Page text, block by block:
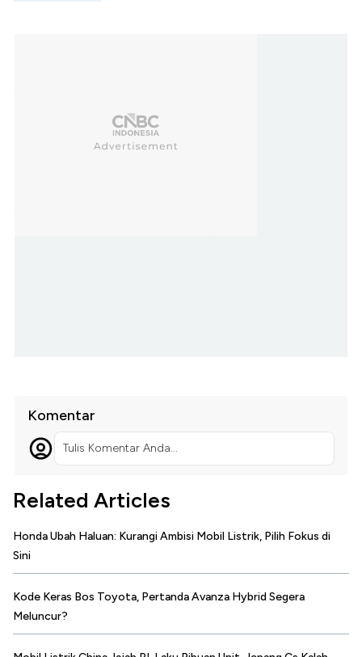
Komentar
Tulis Komentar Anda...
Related Articles
Honda Ubah Haluan: Kurangi Ambisi Mobil Listrik, Pilih Fokus di
Sini
Kode Keras Bos Toyota, Pertanda Avanza Hybrid Segera
Meluncur?